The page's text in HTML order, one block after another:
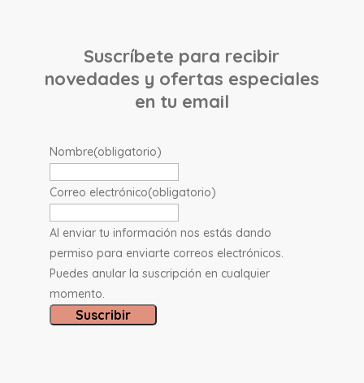
Suscríbete para recibir
novedades y ofertas especiales
en tu email
Nombre(obligatorio)
Correo electrónico(obligatorio)
Al enviar tu información nos estás dando
permiso para enviarte correos electrónicos.
Puedes anular la suscripción en cualquier
momento.
Suscribir